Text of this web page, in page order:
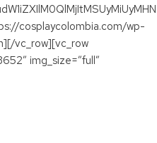
cosplaycolombia.com/wp-
vc_row][vc_row
img_size=”full”